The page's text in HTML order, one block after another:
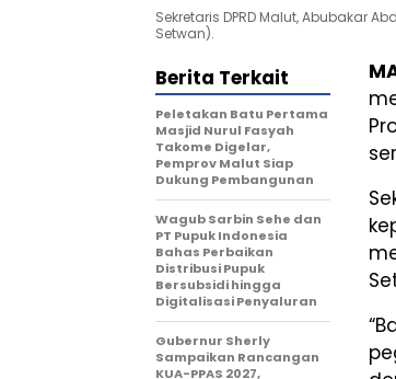
Sekretaris DPRD Malut, Abubakar
Setwan).
Berita Terkait
Peletakan Batu Pertama
Masjid Nurul Fasyah
Takome Digelar,
Pemprov Malut Siap
Dukung Pembangunan
Wagub Sarbin Sehe dan
PT Pupuk Indonesia
Bahas Perbaikan
Distribusi Pupuk
Bersubsidi hingga
Digitalisasi Penyaluran
Gubernur Sherly
Sampaikan Rancangan
KUA-PPAS 2027,